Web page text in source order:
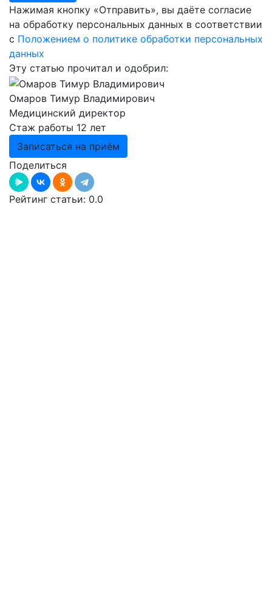
Нажимая кнопку «Отправить», вы даёте согласие
на обработку персональных данных в соответствии
с Положением о политике обработки персональных
данных
Эту статью прочитал и одобрил:
Омаров Тимур Владимирович
Медицинский директор
Стаж работы 12 лет
Записаться на приём
Поделиться
Рейтинг статьи: 0.0